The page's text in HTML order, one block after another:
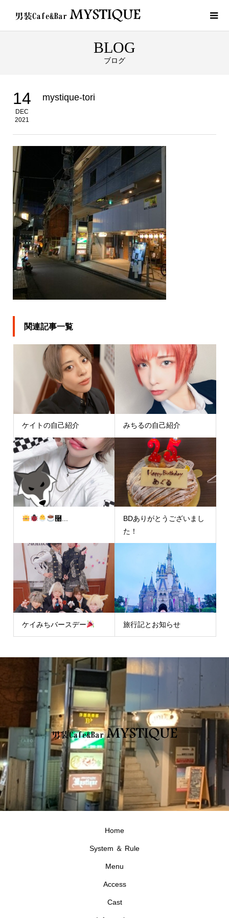
BLOG
ブログ
14
DEC
2021
mystique-tori
関連記事一覧
ケイトの自己紹介 みちるの自己紹介
࿠...
BDありがとうございまし
た！
ケイみちバースデー 旅行記とお知らせ
Home
System ＆ Rule
Menu
Access
Cast